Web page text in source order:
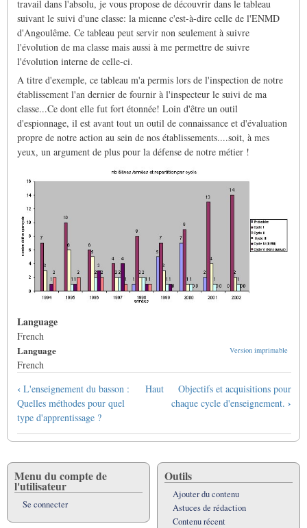
travail dans l'absolu, je vous propose de découvrir dans le tableau
suivant le suivi d'une classe: la mienne c'est-à-dire celle de l'ENMD
d'Angoulême. Ce tableau peut servir non seulement à suivre
l'évolution de ma classe mais aussi à me permettre de suivre
l'évolution interne de celle-ci.
A titre d'exemple, ce tableau m'a permis lors de l'inspection de notre
établissement l'an dernier de fournir à l'inspecteur le suivi de ma
classe...Ce dont elle fut fort étonnée! Loin d'être un outil
d'espionnage, il est avant tout un outil de connaissance et d'évaluation
propre de notre action au sein de nos établissements....soit, à mes
yeux, un argument de plus pour la défense de notre métier !
Language
French
Version imprimable
Language
French
Liens
transversaux
de
livre
pour
Le
Basson
en
France
‹ L'enseignement du basson :
Quelles méthodes pour quel
type d'apprentissage ?
Haut
Objectifs et acquisitions pour
chaque cycle d'enseignement. ›
Menu du compte de
l'utilisateur
Se connecter
Outils
Ajouter du contenu
Astuces de rédaction
Contenu récent